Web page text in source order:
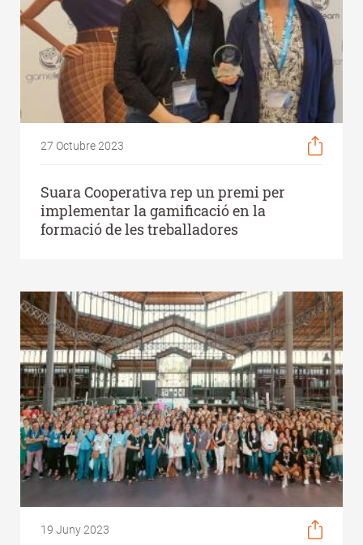
27 Octubre 2023
Suara Cooperativa rep un premi per
implementar la gamificació en la
formació de les treballadores
19 Juny 2023